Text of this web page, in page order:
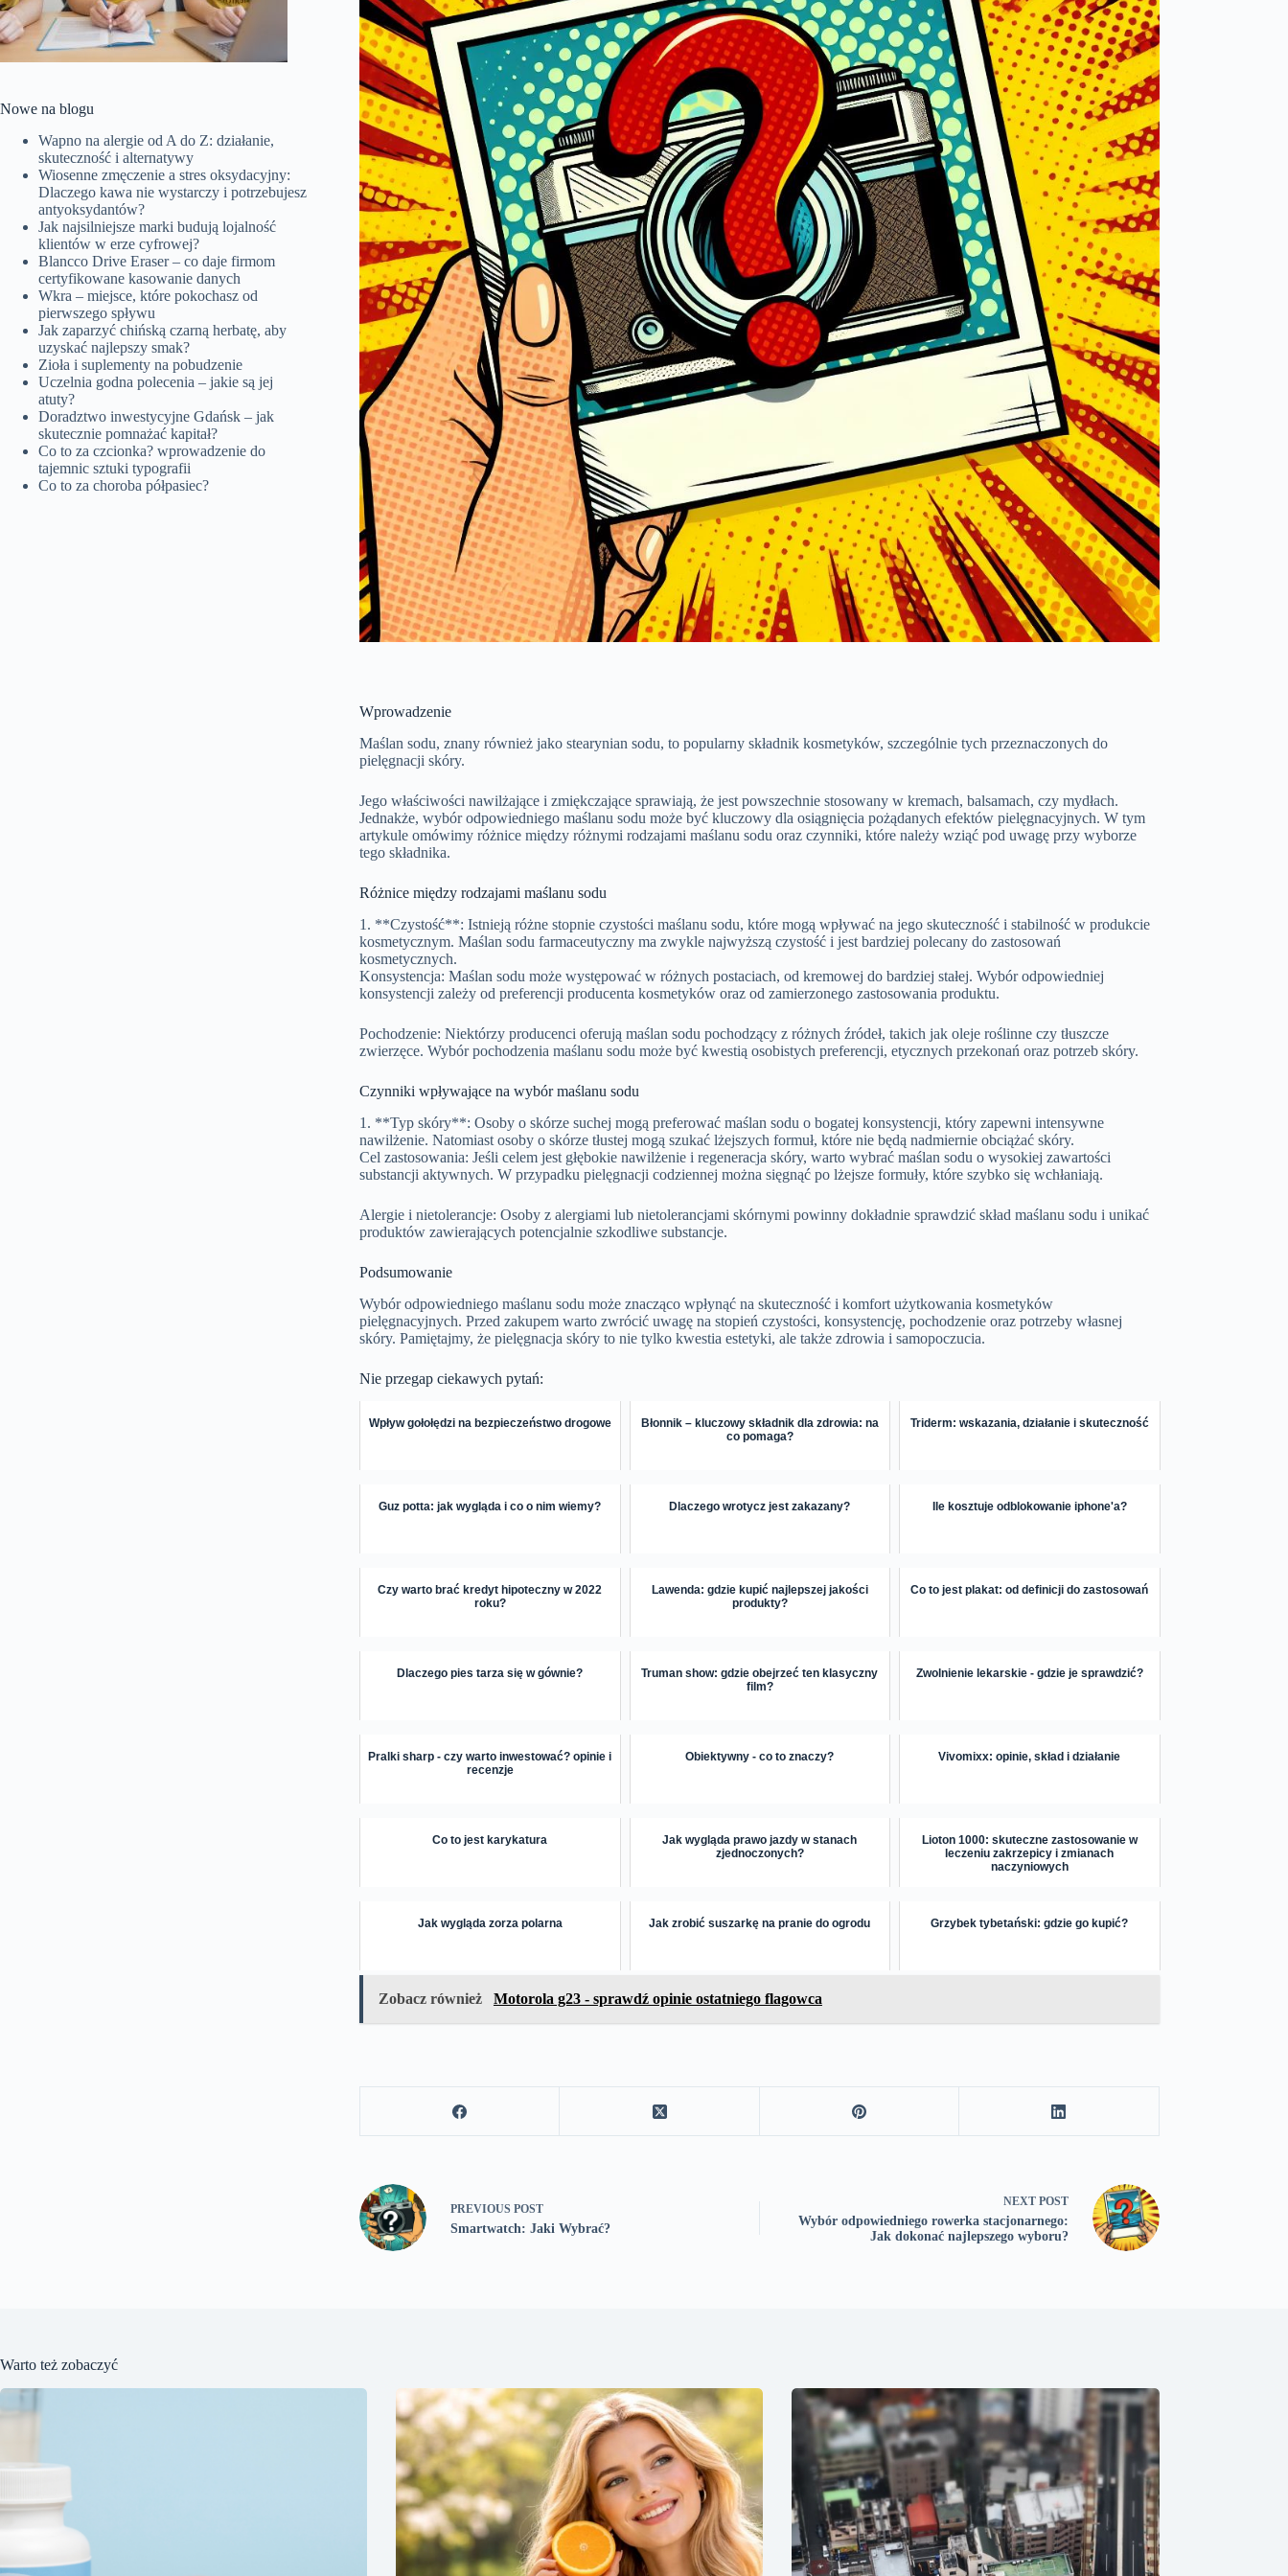
Wprowadzenie
Maślan sodu, znany również jako stearynian sodu, to popularny składnik kosmetyków, szczególnie tych przeznaczonych do
pielęgnacji skóry.
Jego właściwości nawilżające i zmiękczające sprawiają, że jest powszechnie stosowany w kremach, balsamach, czy mydłach.
Jednakże, wybór odpowiedniego maślanu sodu może być kluczowy dla osiągnięcia pożądanych efektów pielęgnacyjnych. W tym
artykule omówimy różnice między różnymi rodzajami maślanu sodu oraz czynniki, które należy wziąć pod uwagę przy wyborze
tego składnika.
Różnice między rodzajami maślanu sodu
1. **Czystość**: Istnieją różne stopnie czystości maślanu sodu, które mogą wpływać na jego skuteczność i stabilność w produkcie
kosmetycznym. Maślan sodu farmaceutyczny ma zwykle najwyższą czystość i jest bardziej polecany do zastosowań
kosmetycznych.
Konsystencja: Maślan sodu może występować w różnych postaciach, od kremowej do bardziej stałej. Wybór odpowiedniej
konsystencji zależy od preferencji producenta kosmetyków oraz od zamierzonego zastosowania produktu.
Pochodzenie: Niektórzy producenci oferują maślan sodu pochodzący z różnych źródeł, takich jak oleje roślinne czy tłuszcze
zwierzęce. Wybór pochodzenia maślanu sodu może być kwestią osobistych preferencji, etycznych przekonań oraz potrzeb skóry.
Czynniki wpływające na wybór maślanu sodu
1. **Typ skóry**: Osoby o skórze suchej mogą preferować maślan sodu o bogatej konsystencji, który zapewni intensywne
nawilżenie. Natomiast osoby o skórze tłustej mogą szukać lżejszych formuł, które nie będą nadmiernie obciążać skóry.
Cel zastosowania: Jeśli celem jest głębokie nawilżenie i regeneracja skóry, warto wybrać maślan sodu o wysokiej zawartości
substancji aktywnych. W przypadku pielęgnacji codziennej można sięgnąć po lżejsze formuły, które szybko się wchłaniają.
Alergie i nietolerancje: Osoby z alergiami lub nietolerancjami skórnymi powinny dokładnie sprawdzić skład maślanu sodu i unikać
produktów zawierających potencjalnie szkodliwe substancje.
Podsumowanie
Wybór odpowiedniego maślanu sodu może znacząco wpłynąć na skuteczność i komfort użytkowania kosmetyków
pielęgnacyjnych. Przed zakupem warto zwrócić uwagę na stopień czystości, konsystencję, pochodzenie oraz potrzeby własnej
skóry. Pamiętajmy, że pielęgnacja skóry to nie tylko kwestia estetyki, ale także zdrowia i samopoczucia.
Nie przegap ciekawych pytań:
Wpływ gołołędzi na bezpieczeństwo drogowe
Błonnik – kluczowy składnik dla zdrowia: na
co pomaga?
Triderm: wskazania, działanie i skuteczność
Guz potta: jak wygląda i co o nim wiemy? Dlaczego wrotycz jest zakazany? Ile kosztuje odblokowanie iphone'a?
Czy warto brać kredyt hipoteczny w 2022
roku?
Lawenda: gdzie kupić najlepszej jakości
produkty?
Co to jest plakat: od definicji do zastosowań
Dlaczego pies tarza się w gównie?
Truman show: gdzie obejrzeć ten klasyczny
film?
Zwolnienie lekarskie - gdzie je sprawdzić?
Pralki sharp - czy warto inwestować? opinie i
recenzje
Obiektywny - co to znaczy? Vivomixx: opinie, skład i działanie
Co to jest karykatura
Jak wygląda prawo jazdy w stanach
zjednoczonych?
Lioton 1000: skuteczne zastosowanie w
leczeniu zakrzepicy i zmianach
naczyniowych
Jak wygląda zorza polarna Jak zrobić suszarkę na pranie do ogrodu Grzybek tybetański: gdzie go kupić?
Zobacz również Motorola g23 - sprawdź opinie ostatniego flagowca
PREVIOUS POST
Smartwatch: Jaki Wybrać?
NEXT POST
Wybór odpowiedniego rowerka stacjonarnego:
Jak dokonać najlepszego wyboru?
Nowe na blogu
Wapno na alergie od A do Z: działanie,
skuteczność i alternatywy
Wiosenne zmęczenie a stres oksydacyjny:
Dlaczego kawa nie wystarczy i potrzebujesz
antyoksydantów?
Jak najsilniejsze marki budują lojalność
klientów w erze cyfrowej?
Blancco Drive Eraser – co daje firmom
certyfikowane kasowanie danych
Wkra – miejsce, które pokochasz od
pierwszego spływu
Jak zaparzyć chińską czarną herbatę, aby
uzyskać najlepszy smak?
Zioła i suplementy na pobudzenie
Uczelnia godna polecenia – jakie są jej
atuty?
Doradztwo inwestycyjne Gdańsk – jak
skutecznie pomnażać kapitał?
Co to za czcionka? wprowadzenie do
tajemnic sztuki typografii
Co to za choroba półpasiec?
Warto też zobaczyć